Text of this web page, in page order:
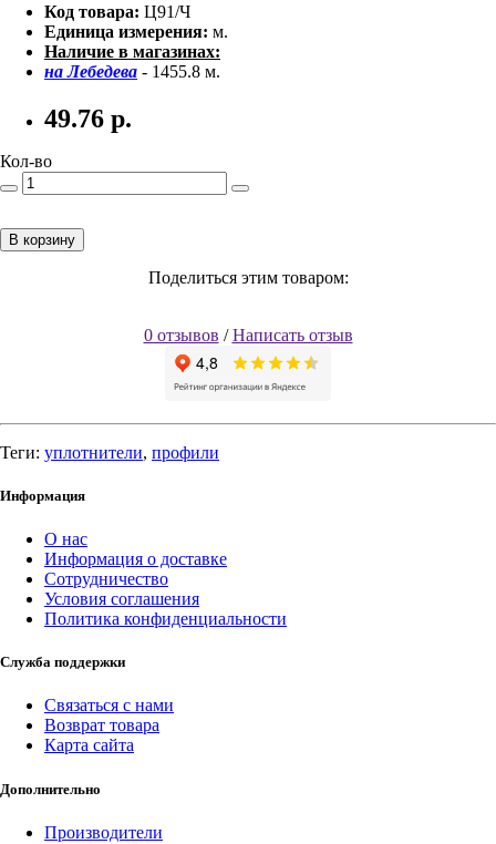
Код товара: Ц91/Ч
Единица измерения: м.
Наличие в магазинах:
на Лебедева - 1455.8 м.
49.76 р.
Кол-во
В корзину
Поделиться этим товаром:
0 отзывов /Написать отзыв
Теги: уплотнители, профили
Информация
О нас
Информация о доставке
Сотрудничество
Условия соглашения
Политика конфиденциальности
Служба поддержки
Связаться с нами
Возврат товара
Карта сайта
Дополнительно
Производители